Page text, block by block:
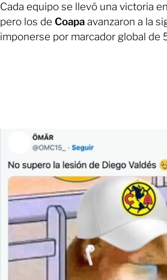
Cada equipo se llevó una victoria
pero los de Coapa avanzaron a la
imponerse por marcador global de